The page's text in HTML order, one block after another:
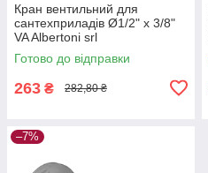
Кран вентильний для
сантехприладів Ø1/2" х 3/8"
VA Albertoni srl
Готово до відправки
263 ₴ 282,80 ₴
–7%